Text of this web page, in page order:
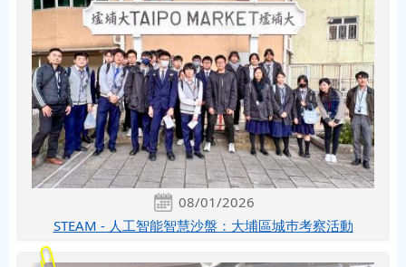
08/01/2026
STEAM - 人工智能智慧沙盤：大埔區城巿考察活動